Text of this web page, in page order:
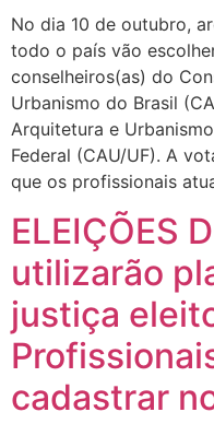
No dia 10 de outubro,
todo o país vão
conselheiros(as) do
Urbanismo do Brasil
Arquitetura e
Federal (CAU/UF). A
que os profissionais
ELEIÇÕES
utilizarão
justiça
cadastrar